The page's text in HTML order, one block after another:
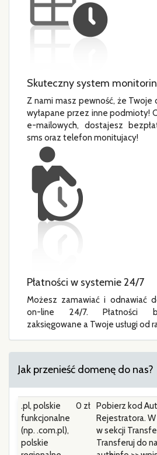
Skuteczny system
Z nami masz pewność, że
wyłapane przez inne podmioty!
e-mailowych, dostajesz
sms oraz telefon monitujacy!
Płatności w systemie 24/7
Możesz zamawiać i odnawiać
on-line 24/7. Płatności
zaksięgowane a Twoje usługi od
Jak przenieść domenę do nas?
.pl, polskie
funkcjonalne
(np. .com.pl),
polskie
0 zł Pobierz kod
Rejestratora.
w sekcji
Transferuj do